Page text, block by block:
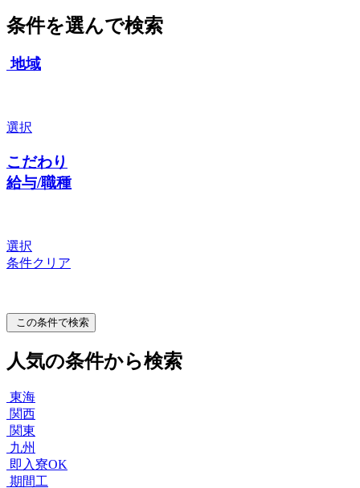
条件を選んで検索
地域
選択
こだわり
給与/職種
選択
条件クリア
この条件で検索
人気の条件から検索
東海
関西
関東
九州
即入寮OK
期間工